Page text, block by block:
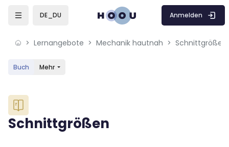
Skip to sidebar navigation menu
Skip to mobile navigation menu
Skip to sidebar hidden blocks
DE_DU Anmelden
Lernangebote Mechanik hautnah Schnittgrößen
Buch Mehr
Blöcke
Schnittgrößen